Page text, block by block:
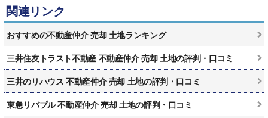
関連リンク
おすすめの不動産仲介 売却 土地ランキング
三井住友トラスト不動産 不動産仲介 売却 土地の評判・口コミ
三井のリハウス 不動産仲介 売却 土地の評判・口コミ
東急リバブル 不動産仲介 売却 土地の評判・口コミ